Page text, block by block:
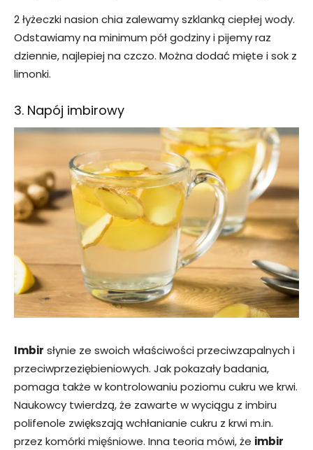
2 łyżeczki nasion chia zalewamy szklanką ciepłej wody.
Odstawiamy na minimum pół godziny i pijemy raz
dziennie, najlepiej na czczo. Można dodać mięte i sok z
limonki.
3. Napój imbirowy
Imbir słynie ze swoich właściwości przeciwzapalnych i
przeciwprzeziębieniowych. Jak pokazały badania,
pomaga także w kontrolowaniu poziomu cukru we krwi.
Naukowcy twierdzą, że zawarte w wyciągu z imbiru
polifenole zwiększają wchłanianie cukru z krwi m.in.
przez komórki mięśniowe. Inna teoria mówi, że imbir